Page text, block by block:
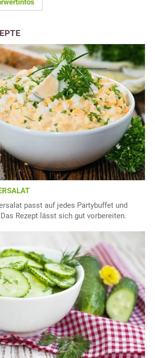
passt auf jedes Partybuffet und
Rezept lässt sich gut vorbereiten.